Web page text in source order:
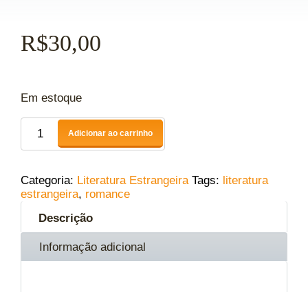
R$30,00
Em estoque
Adicionar ao carrinho
Categoria: Literatura Estrangeira Tags: literatura
estrangeira, romance
Descrição
Informação adicional